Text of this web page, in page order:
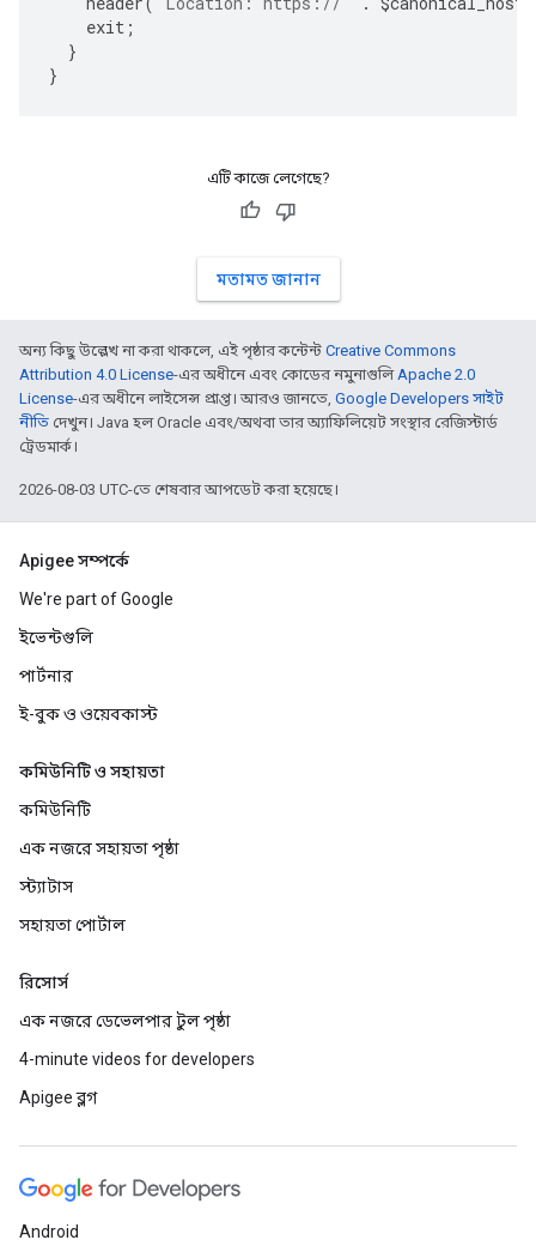
exit ;
}
}
এটি কাজে লেগেছে?
মতামত জানান
অন্য কিছু উল্লেখ না করা থাকলে, এই পৃষ্ঠার কন্টেন্ট Creative Commons
Attribution 4.0 License-এর অধীনে এবং কোডের নমুনাগুলিApache 2.0
License-এর অধীনে লাইসেন্স প্রাপ্ত। আরও জানতে, Google Developers সাইট
নীতি দেখুন। Java হল Oracle এবং/অথবা তার অ্যাফিলিয়েট সংস্থার রেজিস্টার্ড
ট্রেডমার্ক।
2026-08-03 UTC-তে শেষবার আপডেট করা হয়েছে।
Apigee সম্পর্কে
We're part of Google
ইভেন্টগুলি
পার্টনার
ই-বুক ও ওয়েবকাস্ট
কমিউনিটি ও সহায়তা
কমিউনিটি
এক নজরে সহায়তা পৃষ্ঠা
স্ট্যাটাস
সহায়তা পোর্টাল
রিসোর্স
এক নজরে ডেভেলপার টুল পৃষ্ঠা
4-minute videos for developers
Apigee ব্লগ
Android